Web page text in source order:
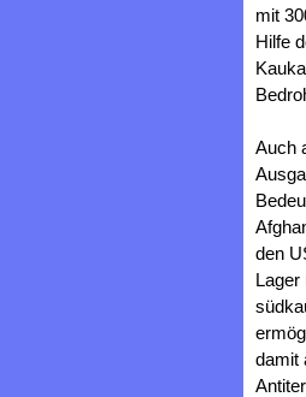
mit
Hilfe
Auch
den
Lager
damit